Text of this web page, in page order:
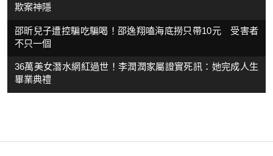
欺案神隱
邵昕兒子遭控騙吃騙喝！邵逸翔嗑海底撈只帶10元 受害者
不只一個
36萬美女潛水網紅過世！李潤潤家屬證實死訊：她完成人生
畢業典禮